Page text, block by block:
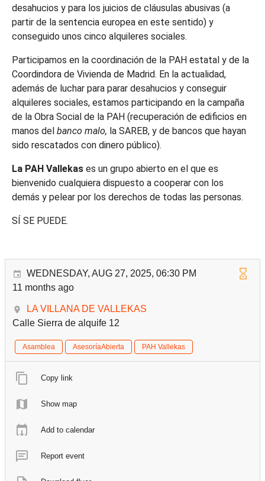
desahucios y para los juicios de cláusulas abusivas (a
partir de la sentencia europea en este sentido) y
conseguido unos cinco alquileres sociales.
Participamos en la coordinación de la PAH estatal y de la
Coordindora de Vivienda de Madrid. En la actualidad,
además de luchar para parar desahucios y conseguir
alquileres sociales, estamos participando en la campaña
de la Obra Social de la PAH (recuperación de edificios en
manos del banco malo, la SAREB, y de bancos que hayan
sido rescatados con dinero público).
La PAH Vallekas es un grupo abierto en el que es
bienvenido cualquiera dispuesto a cooperar con los
demás y pelear por los derechos de todas las personas.
SÍ SE PUEDE.
WEDNESDAY, AUG 27, 2025, 06:30 PM
11 months ago
LA VILLANA DE VALLEKAS
Calle Sierra de alquife 12
Asamblea AsesoríaAbierta PAH Vallekas
Copy link
Show map
Add to calendar
Report event